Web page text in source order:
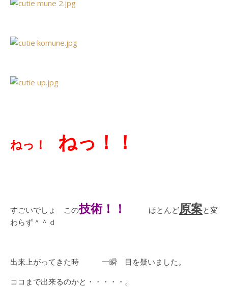
ねっ！ ねっ！！
すごいでしょ この技術！！ ほとんど原案と変
わらず＾＾ｄ
出来上がってきた時 一瞬 目を疑いました。
ココまで出来るのかと・・・・・。